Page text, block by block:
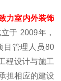
力室内外装饰
立于 2009年，
目管理人员80
程设计与施工
担相应的建设